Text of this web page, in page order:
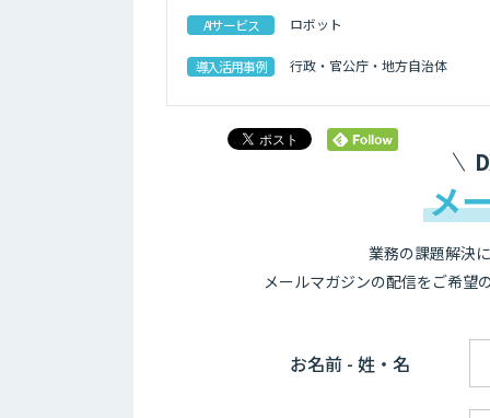
AIサービス ロボット
導入活用事例 行政・官公庁・地方自治体
メ
業務の課題解決
メールマガジンの配信をご希望
お名前 - 姓・名